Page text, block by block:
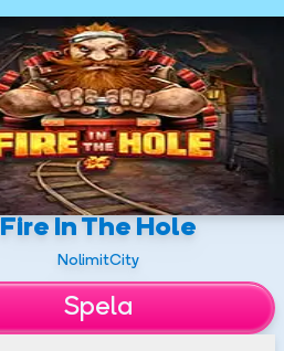
Fire In The Hole
NolimitCity
Spela